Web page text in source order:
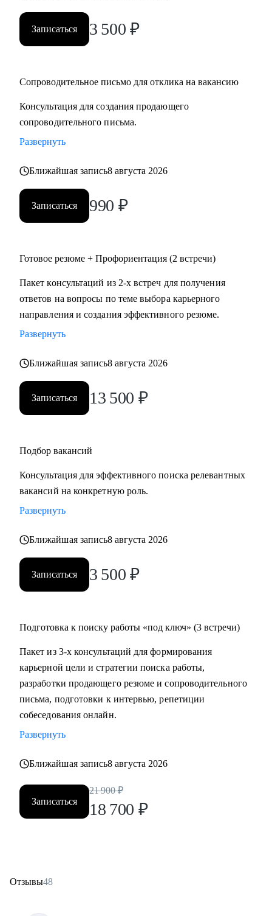
Записаться 3 500 ₽
Сопроводительное письмо для отклика на вакансию
Консультация для создания продающего
сопроводительного письма.
Развернуть
Ближайшая запись8 августа 2026
Записаться 990 ₽
Готовое резюме + Профориентация (2 встречи)
Пакет консультаций из 2-х встреч для получения
ответов на вопросы по теме выбора карьерного
направления и создания эффективного резюме.
Развернуть
Ближайшая запись8 августа 2026
Записаться 13 500 ₽
Подбор вакансий
Консультация для эффективного поиска релевантных
вакансий на конкретную роль.
Развернуть
Ближайшая запись8 августа 2026
Записаться 3 500 ₽
Подготовка к поиску работы «под ключ» (3 встречи)
Пакет из 3-х консультаций для формирования
карьерной цели и стратегии поиска работы,
разработки продающего резюме и сопроводительного
письма, подготовки к интервью, репетиции
собеседования онлайн.
Развернуть
Ближайшая запись8 августа 2026
Записаться
21 900 ₽
18 700 ₽
Отзывы48